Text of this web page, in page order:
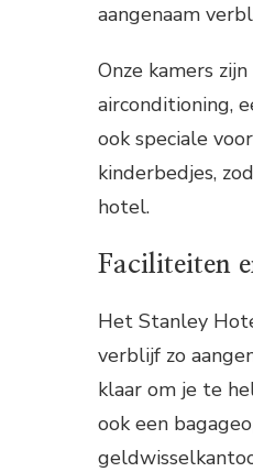
aangenaam
Onze kamers
airconditioning,
ook speciale
kinderbedjes,
hotel.
Faciliteiten
Het Stanley
verblijf zo
klaar om je te
ook een